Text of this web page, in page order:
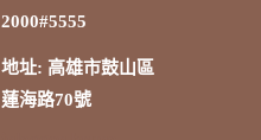
2000#5555
地址: 高雄市鼓山區
蓮海路70號